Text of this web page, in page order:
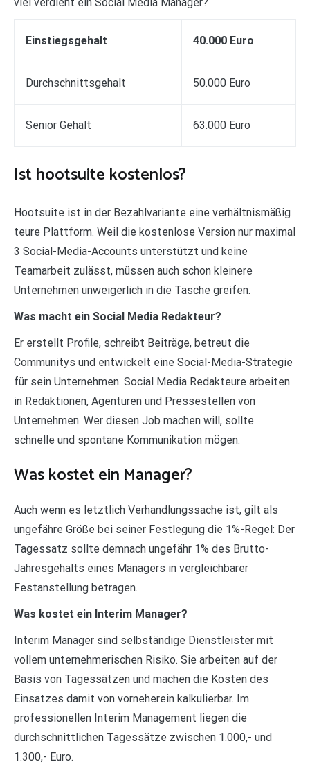
Einstiegsgehalt 40.000 Euro
Durchschnittsgehalt 50.000 Euro
Senior Gehalt 63.000 Euro
Ist hootsuite kostenlos?
Hootsuite ist in der Bezahlvariante eine verhältnismäßig
teure Plattform. Weil die kostenlose Version nur maximal
3 Social-Media-Accounts unterstützt und keine
Teamarbeit zulässt, müssen auch schon kleinere
Unternehmen unweigerlich in die Tasche greifen.
Was macht ein Social Media Redakteur?
Er erstellt Profile, schreibt Beiträge, betreut die
Communitys und entwickelt eine Social-Media-Strategie
für sein Unternehmen. Social Media Redakteure arbeiten
in Redaktionen, Agenturen und Pressestellen von
Unternehmen. Wer diesen Job machen will, sollte
schnelle und spontane Kommunikation mögen.
Was kostet ein Manager?
Auch wenn es letztlich Verhandlungssache ist, gilt als
ungefähre Größe bei seiner Festlegung die 1%-Regel: Der
Tagessatz sollte demnach ungefähr 1% des Brutto-
Jahresgehalts eines Managers in vergleichbarer
Festanstellung betragen.
Was kostet ein Interim Manager?
Interim Manager sind selbständige Dienstleister mit
vollem unternehmerischen Risiko. Sie arbeiten auf der
Basis von Tagessätzen und machen die Kosten des
Einsatzes damit von vorneherein kalkulierbar. Im
professionellen Interim Management liegen die
durchschnittlichen Tagessätze zwischen 1.000,- und
1.300,- Euro.